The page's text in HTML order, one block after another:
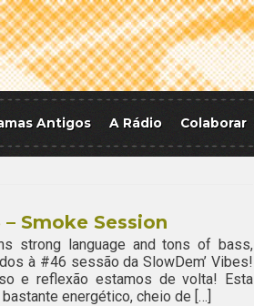
Antigos A Rádio Colaborar
Smoke Session
strong language and tons of bass,
à #46 sessão da SlowDem’ Vibes!
e reflexão estamos de volta! Esta
energético, cheio de […]